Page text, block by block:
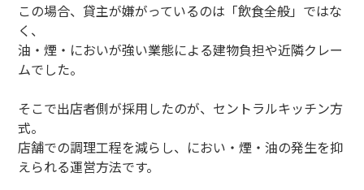
この場合、貸主が嫌がっているのは「飲食全般」ではな
く、
油・煙・においが強い業態による建物負担や近隣クレー
ムでした。
そこで出店者側が採用したのが、セントラルキッチン方
式。
店舗での調理工程を減らし、におい・煙・油の発生を抑
えられる運営方法です。